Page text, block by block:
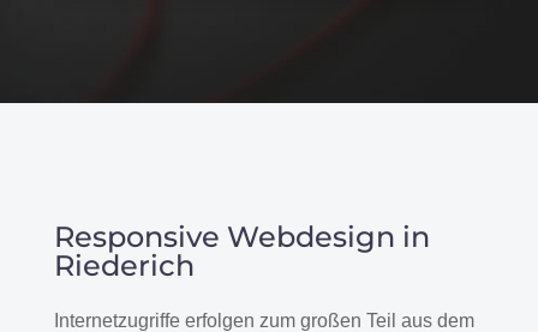
Responsive Webdesign in
Riederich
Internetzugriffe erfolgen zum großen Teil aus dem